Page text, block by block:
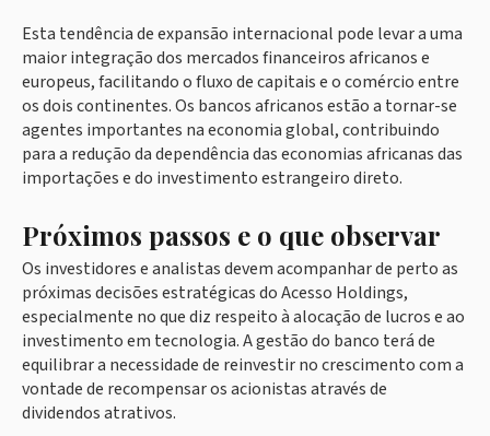
Esta tendência de expansão internacional pode levar a uma
maior integração dos mercados financeiros africanos e
europeus, facilitando o fluxo de capitais e o comércio entre
os dois continentes. Os bancos africanos estão a tornar-se
agentes importantes na economia global, contribuindo
para a redução da dependência das economias africanas das
importações e do investimento estrangeiro direto.
Próximos passos e o que observar
Os investidores e analistas devem acompanhar de perto as
próximas decisões estratégicas do Acesso Holdings,
especialmente no que diz respeito à alocação de lucros e ao
investimento em tecnologia. A gestão do banco terá de
equilibrar a necessidade de reinvestir no crescimento com a
vontade de recompensar os acionistas através de
dividendos atrativos.